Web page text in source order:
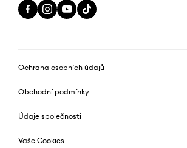
Ochrana osobních údajů
Obchodní podmínky
Údaje společnosti
Vaše Cookies